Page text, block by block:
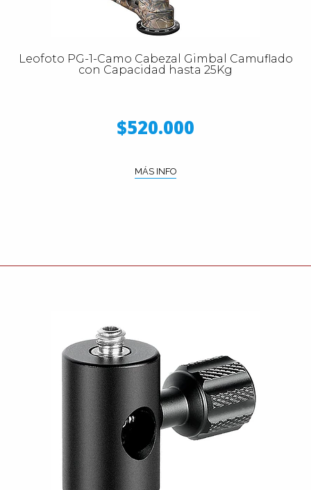
Leofoto PG-1-Camo Cabezal Gimbal Camuflado
con Capacidad hasta 25Kg
$520.000
MÁS INFO